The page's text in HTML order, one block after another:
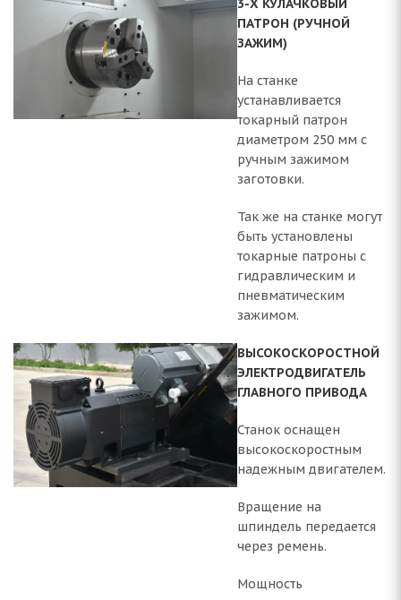
3-Х КУЛАЧКОВЫЙ
ПАТРОН (РУЧНОЙ
ЗАЖИМ)
На станке
устанавливается
токарный патрон
диаметром 250 мм с
ручным зажимом
заготовки.
Так же на станке могут
быть установлены
токарные патроны с
гидравлическим и
пневматическим
зажимом.
ВЫСОКОСКОРОСТНОЙ
ЭЛЕКТРОДВИГАТЕЛЬ
ГЛАВНОГО ПРИВОДА
Станок оснащен
высокоскоростным
надежным двигателем.
Вращение на
шпиндель передается
через ремень.
Мощность